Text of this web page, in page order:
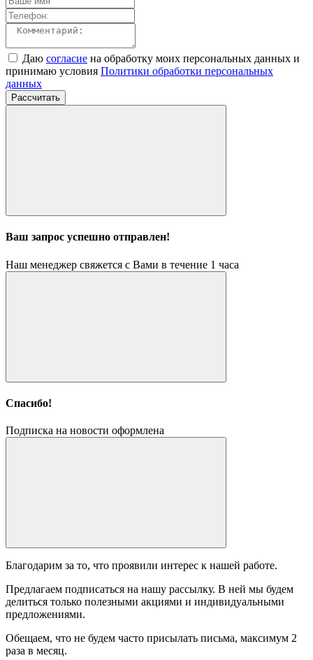
Даю согласие на обработку моих персональных данных и
принимаю условия Политики обработки персональных
данных
Рассчитать
Ваш запрос успешно отправлен!
Наш менеджер свяжется с Вами в течение 1 часа
Спасибо!
Подписка на новости оформлена
Благодарим за то, что проявили интерес к нашей работе.
Предлагаем подписаться на нашу рассылку. В ней мы будем
делиться только полезными акциями и индивидуальными
предложениями.
Обещаем, что не будем часто присылать письма, максимум 2
раза в месяц.